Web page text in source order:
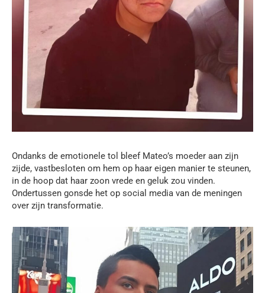
Ondanks de emotionele tol bleef Mateo’s moeder aan zijn
zijde, vastbesloten om hem op haar eigen manier te steunen,
in de hoop dat haar zoon vrede en geluk zou vinden.
Ondertussen gonsde het op social media van de meningen
over zijn transformatie.